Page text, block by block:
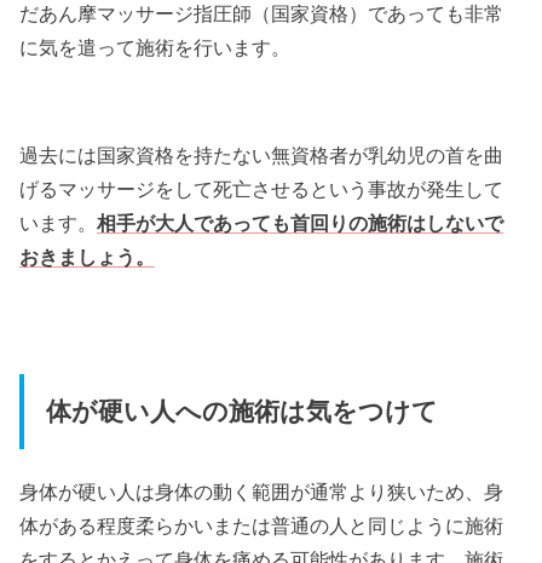
だあん摩マッサージ指圧師（国家資格）であっても非常
に気を遣って施術を行います。
過去には国家資格を持たない無資格者が乳幼児の首を曲
げるマッサージをして死亡させるという事故が発生して
います。相手が大人であっても首回りの施術はしないで
おきましょう。
体が硬い人への施術は気をつけて
身体が硬い人は身体の動く範囲が通常より狭いため、身
体がある程度柔らかいまたは普通の人と同じように施術